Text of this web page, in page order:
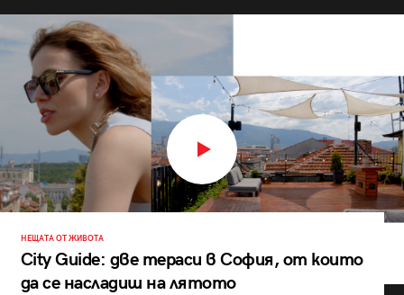
НЕЩАТА ОТ ЖИВОТА
City Guide: две тераси в София, от които
да се насладиш на лятото